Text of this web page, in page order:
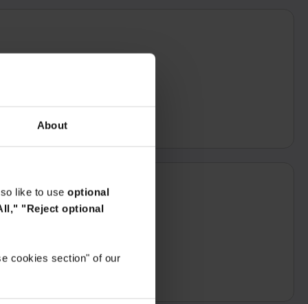
About
like to use optional
"Reject optional
cookies section" of our
работен ден